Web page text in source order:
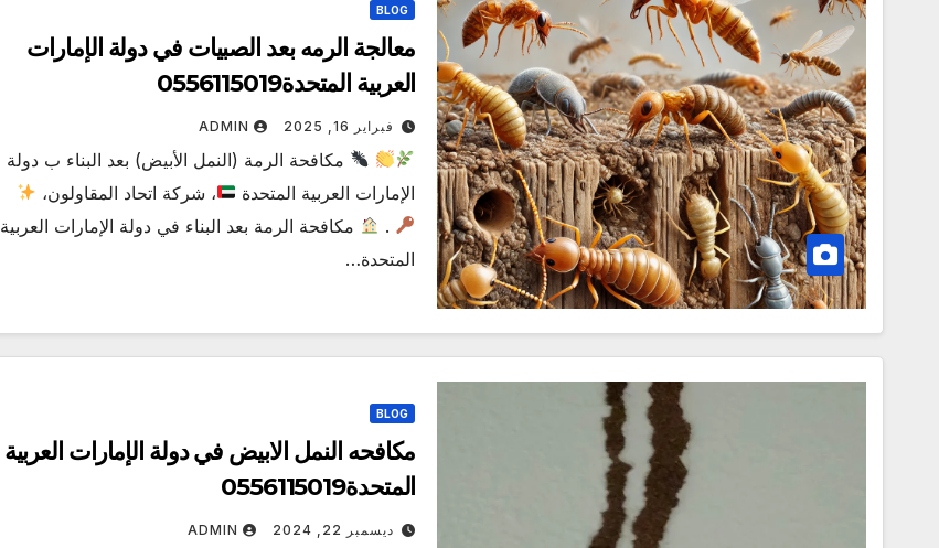
BLOG
معالجة الرمه بعد الصبيات في دولة الإمارات
العربية المتحدة0556115019
فبراير 16, 2025 ADMIN
مكافحة الرمة (النمل الأبيض) بعد البناء ب دولة
الإمارات العربية المتحدة
، شركة اتحاد المقاولون،
.
مكافحة الرمة بعد البناء في دولة الإمارات العربية
المتحدة…
BLOG
مكافحه النمل الابيض في دولة الإمارات العربية
المتحدة0556115019
ديسمبر 22, 2024 ADMIN